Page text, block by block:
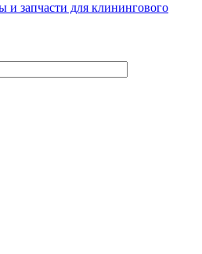
и запчасти для клинингового